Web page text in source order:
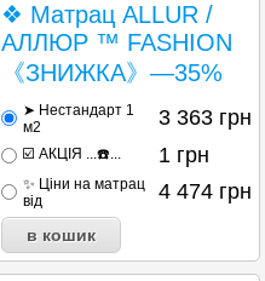
❖ Матрац ALLUR /
АЛЛЮР ™ FASHION
《ЗНИЖКА》—35%
➤ Нестандарт 1
м2
3 363 грн
☑️ АКЦІЯ ...☎️... 1 грн
✨ Ціни на матрац
від
4 474 грн